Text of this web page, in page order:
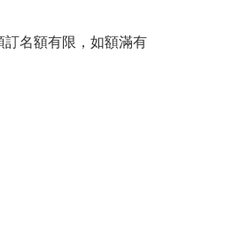
名額有限，如額滿有